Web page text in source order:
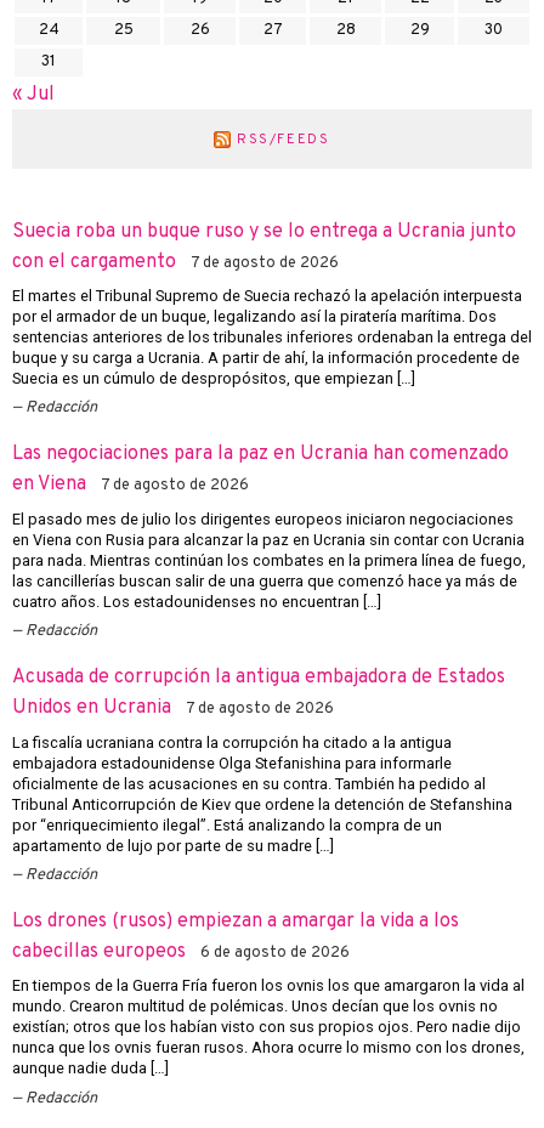
24
25 26 27 28 29
30
31
« Jul
RSS/FEEDS
Suecia roba un buque ruso y se lo entrega a Ucrania junto
con el cargamento
7 de agosto de 2026
El martes el Tribunal Supremo de Suecia rechazó la apelación interpuesta
por el armador de un buque, legalizando así la piratería marítima. Dos
sentencias anteriores de los tribunales inferiores ordenaban la entrega del
buque y su carga a Ucrania. A partir de ahí, la información procedente de
Suecia es un cúmulo de despropósitos, que empiezan […]
Redacción
Las negociaciones para la paz en Ucrania han comenzado
en Viena
7 de agosto de 2026
El pasado mes de julio los dirigentes europeos iniciaron negociaciones
en Viena con Rusia para alcanzar la paz en Ucrania sin contar con Ucrania
para nada. Mientras continúan los combates en la primera línea de fuego,
las cancillerías buscan salir de una guerra que comenzó hace ya más de
cuatro años. Los estadounidenses no encuentran […]
Redacción
Acusada de corrupción la antigua embajadora de Estados
Unidos en Ucrania
7 de agosto de 2026
La fiscalía ucraniana contra la corrupción ha citado a la antigua
embajadora estadounidense Olga Stefanishina para informarle
oficialmente de las acusaciones en su contra. También ha pedido al
Tribunal Anticorrupción de Kiev que ordene la detención de Stefanshina
por “enriquecimiento ilegal”. Está analizando la compra de un
apartamento de lujo por parte de su madre […]
Redacción
Los drones (rusos) empiezan a amargar la vida a los
cabecillas europeos
6 de agosto de 2026
En tiempos de la Guerra Fría fueron los ovnis los que amargaron la vida al
mundo. Crearon multitud de polémicas. Unos decían que los ovnis no
existían; otros que los habían visto con sus propios ojos. Pero nadie dijo
nunca que los ovnis fueran rusos. Ahora ocurre lo mismo con los drones,
aunque nadie duda […]
Redacción